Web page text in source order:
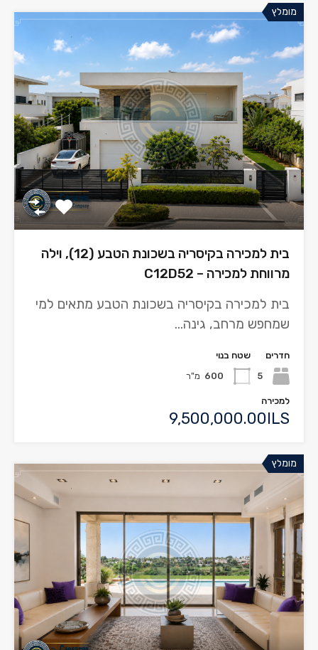
מומלץ
בית למכירה בקיסריה בשכונת הטבע (12), וילה
מרווחת למכירה – C12D52
בית למכירה בקיסריה בשכונת הטבע מתאים למי
שמחפש מרחב, גינה…
חדרים
5
שטח בנוי
600 מ"ר
למכירה
9,500,000.00ILS
מומלץ